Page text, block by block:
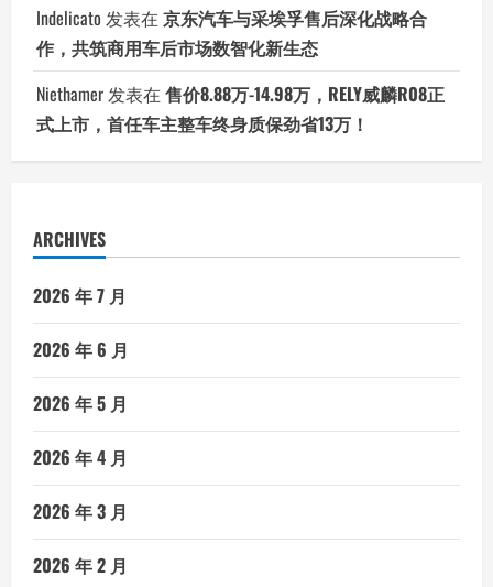
Indelicato 发表在 京东汽车与采埃孚售后深化战略合
作，共筑商用车后市场数智化新生态
Niethamer 发表在 售价8.88万-14.98万，RELY威麟R08正
式上市，首任车主整车终身质保劲省13万！
ARCHIVES
2026 年 7 月
2026 年 6 月
2026 年 5 月
2026 年 4 月
2026 年 3 月
2026 年 2 月